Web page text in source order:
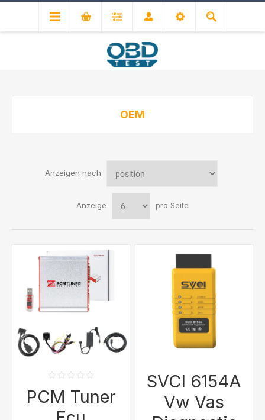
OEM
Anzeigen nach
Anzeige pro Seite
PCM Tuner
SVCI 6154A
Vw Vas